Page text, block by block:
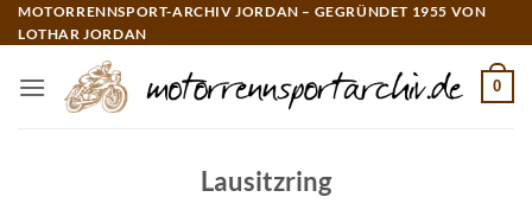
Zum
Inhalt
MOTORRENNSPORT-ARCHIV JORDAN – GEGRÜNDET 1955 VON
LOTHAR JORDAN
0
Lausitzring